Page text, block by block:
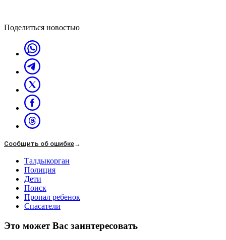
Поделиться новостью
Сообщить об ошибке→
Талдыкорган
Полиция
Дети
Поиск
Пропал ребенок
Спасатели
Это может Вас заинтересовать